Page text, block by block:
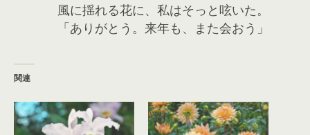
風に揺れる花に、私はそっと呟いた。
「ありがとう。来年も、また会おう」
関連